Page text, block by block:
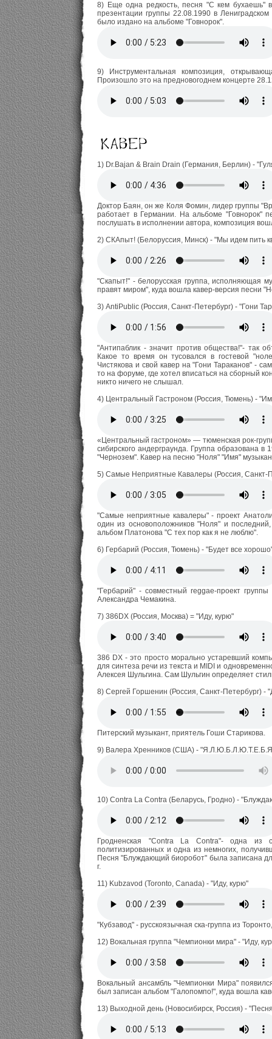
8) Еще одна редкость, песня "С кем бухаешь"
презентации группы 22.08.1990 в
было издано на альбоме "Говнорок".
9) Инструментальная композиция,
Произошло это на предновогоднем концерте
1) Dr.Bajan & Brain Drain (Германия, Берлин) -
Доктор Баян, он же Коля Фомин, лидер группы
работает в Германии. На альбоме "Говнорок"
послушать в исполнении автора, композиция
2) СКАпыт! (Белоруссия, Минск) - "Мы идем пить
"Скапыт!" - белорусская группа, исполняющая
правят миром", куда вошла кавер-версия песни
3) AntiPublic (Россия, Санкт-Петербург) - "Гони
"Антипаблик - значит против общества!"- так
Какое то время он тусовался в гостевой
Чистякова и свой кавер на "Гони Тараканов" -
то на форуме, где хотел вписаться на сборный
никто ничего не слышал.
4) Центральный Гастроном (Россия, Тюмень) -
«Центральный гастроном» — тюменская рок-
сибирского андерграунда. Группа образована
"Чернозем". Кавер на песню "Ноля" "Имя"
5) Самые Неприятные Кавалеры (Россия, Санкт-
"Самые неприятные кавалеры" - проект
один из основоположников "Ноля" и
альбом Платонова "С тех пор как я не люблю".
6) Гербарий (Россия, Тюмень) - "Будет все
"Гербарий" - совместный reggae-проект
Александра Чемакина.
7) 386DX (Россия, Москва) = "Иду, курю"
386 DX - это просто морально устаревший
для синтеза речи из текста и MIDI и
Алексея Шульгина. Сам Шульгин определяет
8) Сергей Горшенин (Россия, Санкт-Петербург) -
Питерский музыкант, приятель Гоши Старикова.
9) Валера Хренников (США) -
10) Contra La Contra (Беларусь, Гродно) -
Гродненская "Contra La Contra"- одна из
политизированных и одна из немногих,
Песня "Блуждающий биоробот" была записана
г.
11) Kubzavod (Toronto, Canada) - "Иду, курю"
"Кубзавод" - русскоязычная ска-группа из
12) Вокальная группа "Чемпионки мира" - "Иду,
Вокальный ансамбль "Чемпионки Мира"
был записан альбом "Галопомпо!", куда вошла
13) Выходной день (Новосибирск, Россия) -